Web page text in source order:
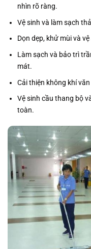
nhìn rõ ràng.
Vệ sinh và làm sạch
Dọn dẹp, khử mùi và
Làm sạch và bảo trì
mát.
Cải thiện không khí
Vệ sinh cầu thang bộ
toàn.